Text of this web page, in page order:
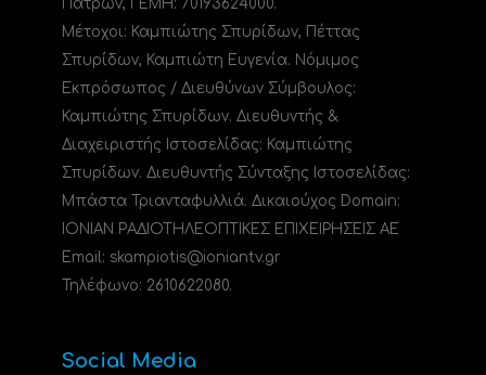
Πατρών, ΓΕΜΗ: 70193624000.
Μέτοχοι: Καμπιώτης Σπυρίδων, Πέττας
Σπυρίδων, Καμπιώτη Ευγενία. Νόμιμος
Εκπρόσωπος / Διευθύνων Σύμβουλος:
Καμπιώτης Σπυρίδων. Διευθυντής &
Διαχειριστής Ιστοσελίδας: Καμπιώτης
Σπυρίδων. Διευθυντής Σύνταξης Ιστοσελίδας:
Μπάστα Τριανταφυλλιά. Δικαιούχος Domain:
ΙΟΝΙΑΝ ΡΑΔΙΟΤΗΛΕΟΠΤΙΚΕΣ ΕΠΙΧΕΙΡΗΣΕΙΣ ΑΕ
Email: skampiotis@ioniantv.gr
Τηλέφωνο: 2610622080.
Social Media